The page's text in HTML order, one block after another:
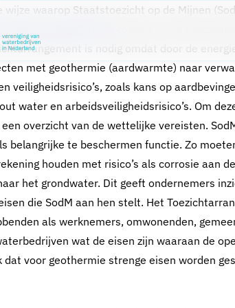
wijze waarop Staatstoezicht op de Mijnen
Geothermie
is nodig omdat door de
met geothermie (aardwarmte) naar
veiligheidsrisico’s, zoals kans op
water en arbeidsveiligheidsrisico’s. Om
overzicht van de wettelijke vereisten.
belangrijke te beschermen functie. Zo
houden met risico’s als corrosie aan
het grondwater. Dit geeft ondernemers
die SodM aan hen stelt. Het
als werknemers, omwonenden,
wat de eisen zijn waaraan de
voor geothermie strenge eisen worden